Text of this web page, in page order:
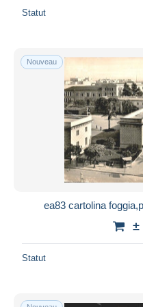
Statut
Nouveau
ea83 cartolina
±
Statut